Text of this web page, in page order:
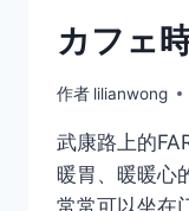
カフェ
作者 lilianwong
武康路上的
暖胃、暖暖心
常常可以坐在